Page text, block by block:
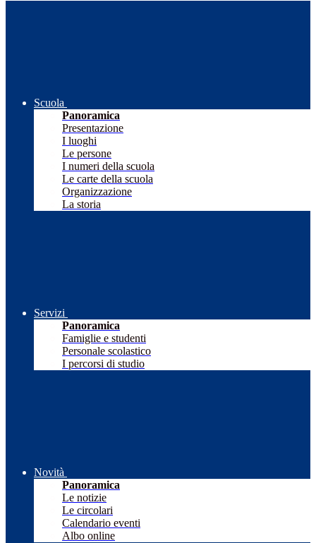
Scuola
Panoramica
Presentazione
I luoghi
Le persone
I numeri della scuola
Le carte della scuola
Organizzazione
La storia
Servizi
Panoramica
Famiglie e studenti
Personale scolastico
I percorsi di studio
Novità
Panoramica
Le notizie
Le circolari
Calendario eventi
Albo online